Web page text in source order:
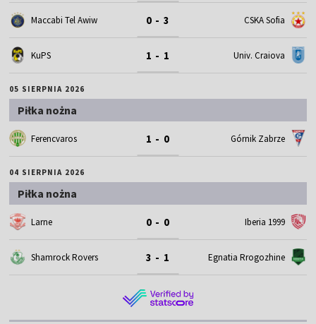
Maccabi Tel Awiw 0 - 3 CSKA Sofia
KuPS 1 - 1 Univ. Craiova
05 SIERPNIA 2026
Piłka nożna
Ferencvaros 1 - 0 Górnik Zabrze
04 SIERPNIA 2026
Piłka nożna
Larne 0 - 0 Iberia 1999
Shamrock Rovers 3 - 1 Egnatia Rrogozhine